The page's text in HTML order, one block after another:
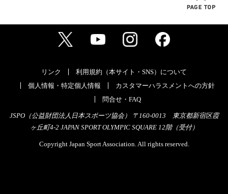
リンク
利用規約（本サイト・SNS）について
個人情報・特定個人情報
カスタマーハラスメントへの方針
問合せ・FAQ
JSPO（公益財団法人日本スポーツ協会） 〒160-0013 東京都新宿区霞
ヶ丘町4-2 JAPAN SPORT OLYMPIC SQUARE 12階（受付）
Copyright Japan Sport Association. All rights reserved.